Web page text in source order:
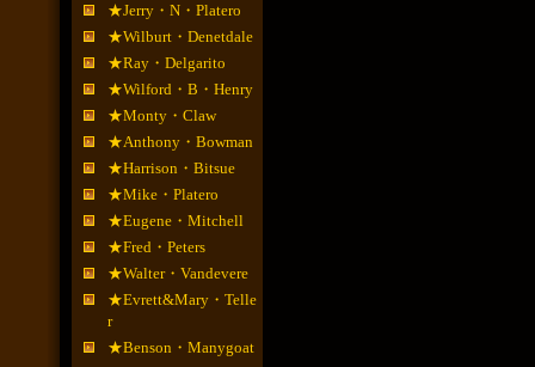
★Jerry・N・Platero
★Wilburt・Denetdale
★Ray・Delgarito
★Wilford・B・Henry
★Monty・Claw
★Anthony・Bowman
★Harrison・Bitsue
★Mike・Platero
★Eugene・Mitchell
★Fred・Peters
★Walter・Vandevere
★Evrett&Mary・Telle
r
★Benson・Manygoat